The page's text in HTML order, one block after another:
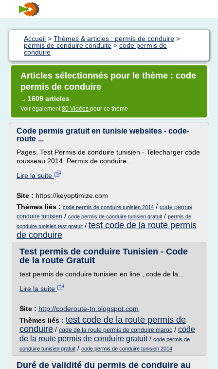
Accueil > Thèmes & articles : permis de conduire >
permis de conduire conduite > code permis de
conduire
Articles sélectionnés pour le thème : code
permis de conduire
→ 1609 articles
Voir également80 Vidéos pour ce thème
Code permis gratuit en tunisie websites - code-
route ...
Pages. Test Permis de conduire tunisien - Telecharger code
rousseau 2014. Permis de conduire...
Lire la suite
Site : https://keyoptimize.com
Thèmes liés : code permis de conduire tunisien 2014 / code permis
conduire tunisien / code permis de conduire tunisien gratuit / permis de
conduire tunisien test gratuit / test code de la route permis
de conduire
Test permis de conduire Tunisien - Code
de la route Gratuit
test permis de conduire tunisien en line , code de la...
Lire la suite
Site : http://coderoute-tn.blogspot.com
Thèmes liés : test code de la route permis de
conduire / code de la route permis de conduire maroc / code
de la route permis de conduire gratuit/ code permis de
conduire tunisien gratuit / code permis de conduire tunisien 2014
Duré de validité du permis de conduire au